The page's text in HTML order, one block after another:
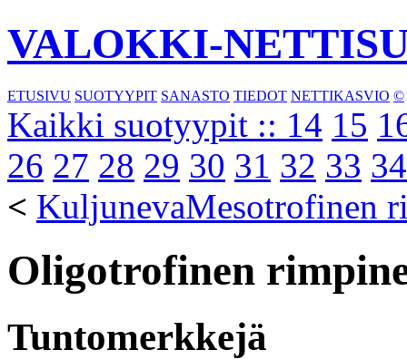
VALOKKI-
ETUSIVU SUOTYYPIT SANASTO TIEDOT NETTIKASVIO ©
Kaikki suotyypit :: 14 15
26 27 28 29 30 31 32 33 34
< KuljunevaMesotrofinen
Oligotrofinen
Tuntomerkkejä